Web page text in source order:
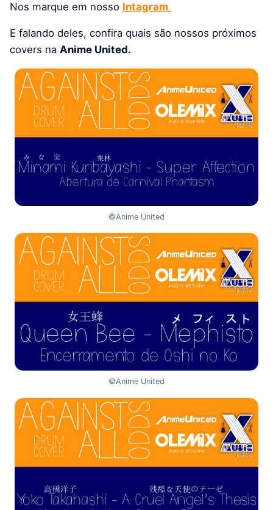
Nos marque em nosso Intagram.
E falando deles, confira quais são nossos próximos
covers na Anime United.
©Anime United
©Anime United